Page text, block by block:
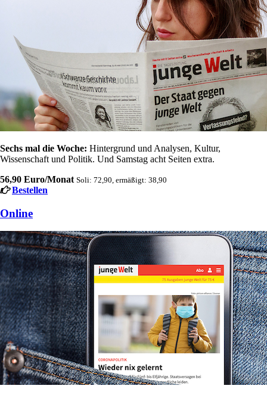
Sechs mal die Woche: Hintergrund und Analysen, Kultur,
Wissenschaft und Politik. Und Samstag acht Seiten extra.
56,90 Euro/Monat Soli: 72,90, ermäßigt: 38,90
Bestellen
Online